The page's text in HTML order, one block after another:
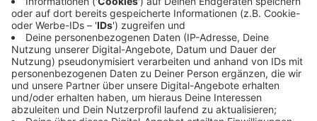
Ziel der regelmäßigen Übung ist, die Zusammenarbeit
zwischen Werkfeuerwehr, öffentlichen Feuerwehren
und weiteren Gefahrenabwehr-Organisationen weiter
zu stärken. Während der Übung kann es
zwischenzeitlich zu sichtbaren Einsatzmaßnahmen
kommen. Das heißt: Einsatzfahrzeuge sind teilweise
auch mit Blaulicht rund um den CHEMPARK unterwegs.